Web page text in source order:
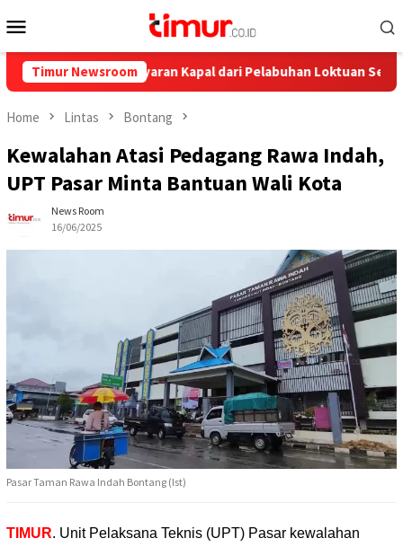
to
Menu
Timur Newsroom
Ini Pelayaran Kapal dari Pelabuhan Loktuan Selama Juli
Home Lintas Bontang
Kewalahan Atasi Pedagang Rawa Indah,
UPT Pasar Minta Bantuan Wali Kota
News Room
16/06/2025
Pasar Taman Rawa Indah Bontang (Ist)
TIMUR. Unit Pelaksana Teknis (UPT) Pasar kewalahan